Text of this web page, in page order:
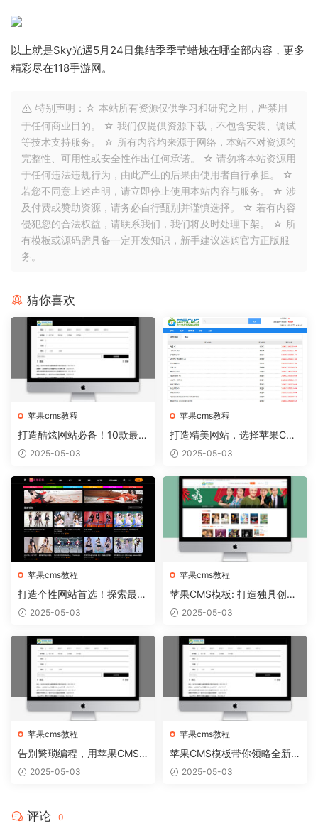
以上就是Sky光遇5月24日集结季季节蜡烛在哪全部内容，更多
精彩尽在118手游网。
特别声明：☆ 本站所有资源仅供学习和研究之用，严禁用
于任何商业目的。 ☆ 我们仅提供资源下载，不包含安装、调试
等技术支持服务。 ☆ 所有内容均来源于网络，本站不对资源的
完整性、可用性或安全性作出任何承诺。 ☆ 请勿将本站资源用
于任何违法违规行为，由此产生的后果由使用者自行承担。 ☆
若您不同意上述声明，请立即停止使用本站内容与服务。 ☆ 涉
及付费或赞助资源，请务必自行甄别并谨慎选择。 ☆ 若有内容
侵犯您的合法权益，请联系我们，我们将及时处理下架。 ☆ 所
有模板或源码需具备一定开发知识，新手建议选购官方正版服
务。
猜你喜欢
苹果cms教程
打造酷炫网站必备！10款最热
门的苹果CMS模板推荐
2025-05-03
苹果cms教程
打造精美网站，选择苹果CM
S模板从容实现
2025-05-03
苹果cms教程
打造个性网站首选！探索最新
苹果CMS模板趋势
2025-05-03
苹果cms教程
苹果CMS模板: 打造独具创意
的个人博客！
2025-05-03
苹果cms教程
告别繁琐编程，用苹果CMS
模板轻松搭建个性网站
2025-05-03
苹果cms教程
苹果CMS模板带你领略全新
网站视觉盛宴
2025-05-03
评论 0